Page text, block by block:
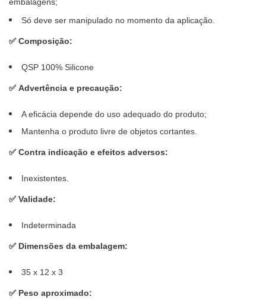
embalagens;
Só deve ser manipulado no momento da aplicação.
✅ Composição:
QSP 100% Silicone
✅ Advertência e precaução:
A eficácia depende do uso adequado do produto;
Mantenha o produto livre de objetos cortantes.
✅ Contra indicação e efeitos adversos:
Inexistentes.
✅ Validade:
Indeterminada
✅ Dimensões da embalagem:
35 x 12 x 3
✅ Peso aproximado: